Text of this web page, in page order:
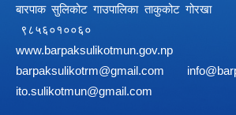
बारपाक सुलिकोट गाउपालिका
www.barpaksulikotmun.gov.np
barpaksulikotrm@gmail.com
ito.sulikotmun@gmail.com